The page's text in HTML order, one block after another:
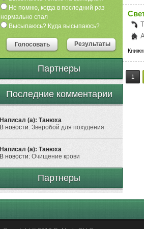
Не помню, когда в последний раз
нормально спал
Высыпаюсь? Куда высыпаюсь?
Голосовать Результаты
Партнеры
Последние комментарии
Написал (а): Танюха
В новости: Зверобой для похудения
Написал (а): Танюха
В новости: Очищение крови
Партнеры
1